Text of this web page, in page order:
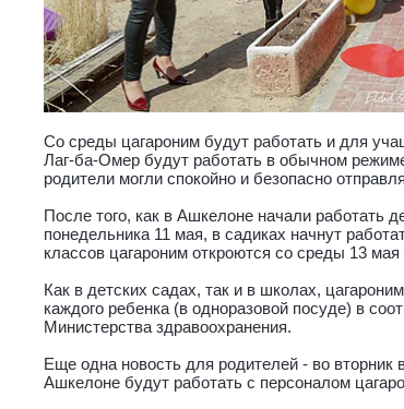
Со среды цагароним будут работать и для
Лаг-ба-Омер будут работать в обычном
родители могли спокойно и безопасно
После того, как в Ашкелоне начали работать
понедельника 11 мая, в садиках начнут
классов цагароним откроются со среды 13
Как в детских садах, так и в школах,
каждого ребенка (в одноразовой посуде) в
Министерства здравоохранения.
Еще одна новость для родителей - во
Ашкелоне будут работать с персоналом